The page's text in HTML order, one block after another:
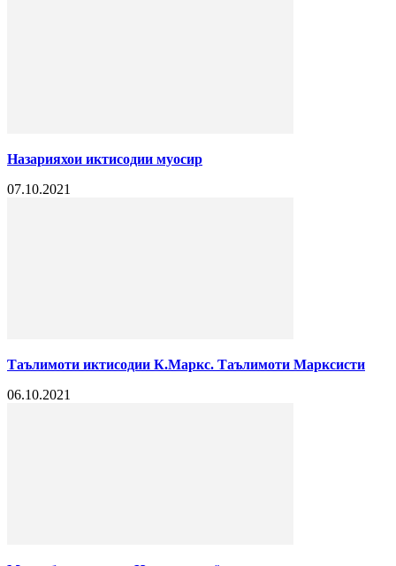
Назарияхои иктисодии муосир
07.10.2021
Таълимоти иктисодии К.Маркс. Таълимоти Марксисти
06.10.2021